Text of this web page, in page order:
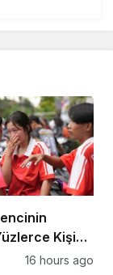
Kişiyi
16 hours ago